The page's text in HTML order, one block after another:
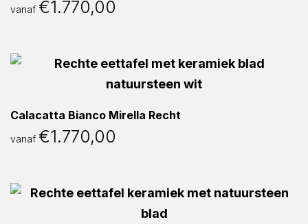
vanaf €1.770,00
Calacatta Bianco Mirella Recht
vanaf €1.770,00